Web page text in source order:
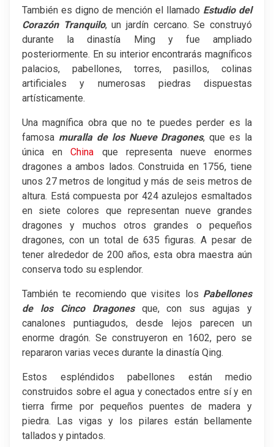
También es digno de mención el llamado Estudio del
Corazón Tranquilo, un jardín cercano. Se construyó
durante la dinastía Ming y fue ampliado
posteriormente. En su interior encontrarás magníficos
palacios, pabellones, torres, pasillos, colinas
artificiales y numerosas piedras dispuestas
artísticamente.
Una magnífica obra que no te puedes perder es la
famosa muralla de los Nueve Dragones, que es la
única enChina que representa nueve enormes
dragones a ambos lados. Construida en 1756, tiene
unos 27 metros de longitud y más de seis metros de
altura. Está compuesta por 424 azulejos esmaltados
en siete colores que representan nueve grandes
dragones y muchos otros grandes o pequeños
dragones, con un total de 635 figuras. A pesar de
tener alrededor de 200 años, esta obra maestra aún
conserva todo su esplendor.
También te recomiendo que visites los Pabellones
de los Cinco Dragonesque, con sus agujas y
canalones puntiagudos, desde lejos parecen un
enorme dragón. Se construyeron en 1602, pero se
repararon varias veces durante la dinastía Qing.
Estos espléndidos pabellones están medio
construidos sobre el agua y conectados entre sí y en
tierra firme por pequeños puentes de madera y
piedra. Las vigas y los pilares están bellamente
tallados y pintados.